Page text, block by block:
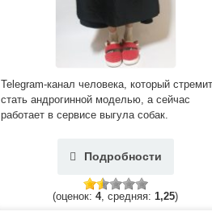
Telegram-канал человека, который
стать андрогинной моделью, а сейчас
работает в сервисе выгула собак.
Подробности
(оценок: 4, средняя: 1,25)